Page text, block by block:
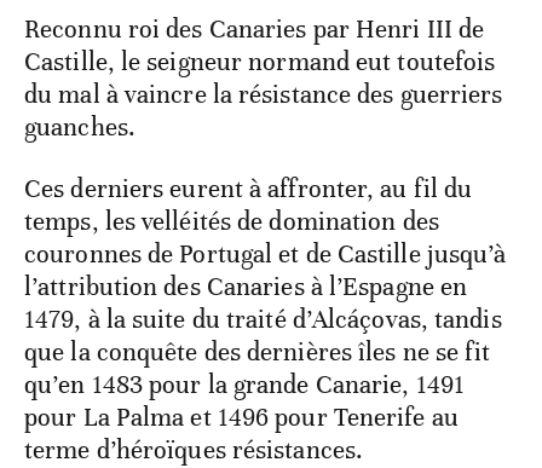
Reconnu roi des Canaries par Henri III de
Castille, le seigneur normand eut toutefois
du mal à vaincre la résistance des guerriers
guanches.
Ces derniers eurent à affronter, au fil du
temps, les velléités de domination des
couronnes de Portugal et de Castille jusqu’à
l’attribution des Canaries à l’Espagne en
1479, à la suite du traité d’Alcáçovas, tandis
que la conquête des dernières îles ne se fit
qu’en 1483 pour la grande Canarie, 1491
pour La Palma et 1496 pour Tenerife au
terme d’héroïques résistances.